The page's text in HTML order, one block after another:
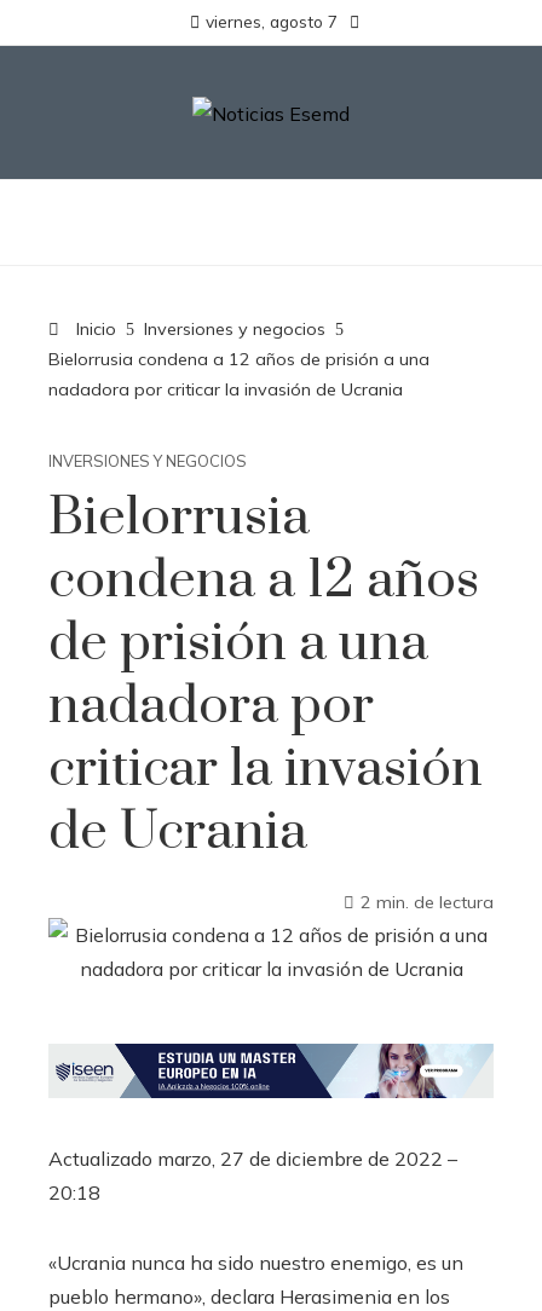
viernes, agosto 7
Inicio
Inversiones y negocios
Bielorrusia condena a 12 años de prisión a una
nadadora por criticar la invasión de Ucrania
INVERSIONES Y NEGOCIOS
Bielorrusia
condena a 12 años
de prisión a una
nadadora por
criticar la invasión
de Ucrania
2 min. de lectura
Actualizado marzo, 27 de diciembre de 2022 –
20:18
«Ucrania nunca ha sido nuestro enemigo, es un
pueblo hermano», declara Herasimenia en los